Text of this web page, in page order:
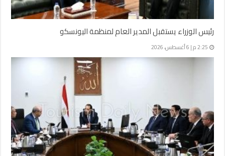
رئيس الوزراء يستقبل المدير العام لمنظمة اليونسكو
2:25 م | 6 أغسطس، 2026